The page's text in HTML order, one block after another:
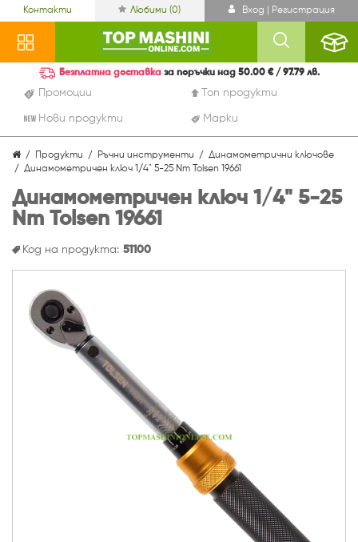
Контакти Любими (0) Вход | Регистрация
Промоции Топ продукти
Нови продукти Марки
Безплатна доставка за поръчки над 50.00 € / 97.79 лв.
Продукти Ръчни инструменти
Динамометрични ключове
Динамометричен ключ 1/4" 5-25 Nm Tolsen 19661
Динамометричен ключ 1/4" 5-25
Nm Tolsen 19661
Код на продукта: 51100